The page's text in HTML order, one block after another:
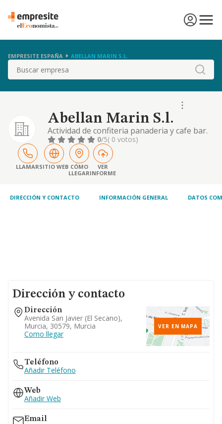
EMPRESITE ESPAÑA ABELLAN MARIN S.L.
Buscar
Abellan Marin S.l.
Actividad de confiteria panaderia y cafe bar.
0/5( 0 votos)
LLAMARSITIO WEB CÓMO
LLEGAR
VER
INFORME
DIRECCIÓN Y CONTACTO INFORMACIÓN GENERAL DATOS
Dirección y contacto
Dirección
Avenida San Javier (el Secano),
Murcia, 30579, Murcia
Como llegar
VER EN MAPA
Teléfono
Añadir Teléfono
Web
Añadir Web
Email